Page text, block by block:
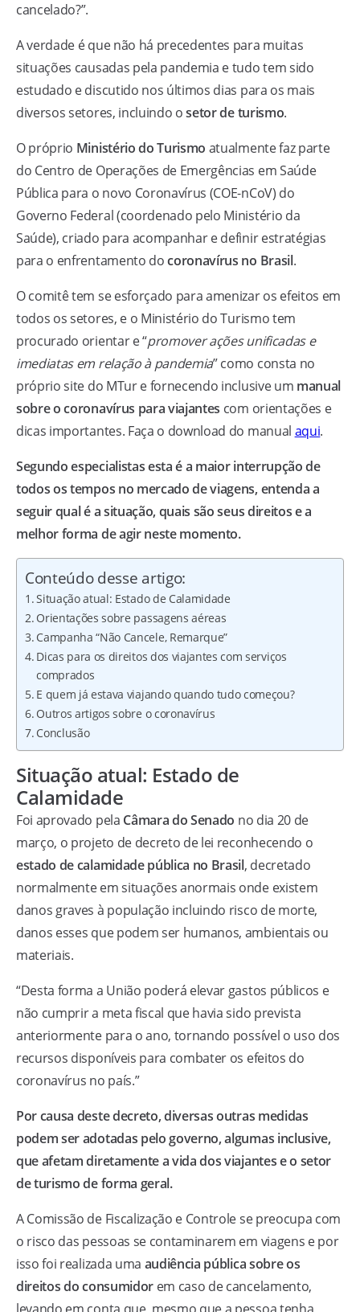
cancelado?”.
A verdade é que não há precedentes para muitas
situações causadas pela pandemia e tudo tem sido
estudado e discutido nos últimos dias para os mais
diversos setores, incluindo osetor de turismo.
O próprio Ministério do Turismo atualmente faz parte
do Centro de Operações de Emergências em Saúde
Pública para o novo Coronavírus (COE-nCoV) do
Governo Federal (coordenado pelo Ministério da
Saúde), criado para acompanhar e definir estratégias
para o enfrentamento docoronavírus no Brasil.
O comitê tem se esforçado para amenizar os efeitos em
todos os setores, e o Ministério do Turismo tem
procurado orientar e “promover ações unificadas e
imediatas em relação à pandemia” como consta no
próprio site do MTur e fornecendo inclusive um manual
sobre o coronavírus para viajantes com orientações e
dicas importantes. Faça o download do manual aqui.
Segundo especialistas esta é a maior interrupção de
todos os tempos no mercado de viagens, entenda a
seguir qual é a situação, quais são seus direitos e a
melhor forma de agir neste momento.
Conteúdo desse artigo:
Situação atual: Estado de Calamidade
Orientações sobre passagens aéreas
Campanha “Não Cancele, Remarque”
Dicas para os direitos dos viajantes com serviços
comprados
E quem já estava viajando quando tudo começou?
Outros artigos sobre o coronavírus
Conclusão
Situação atual: Estado de
Calamidade
Foi aprovado pela Câmara do Senado no dia 20 de
março, o projeto de decreto de lei reconhecendo o
estado de calamidade pública no Brasil, decretado
normalmente em situações anormais onde existem
danos graves à população incluindo risco de morte,
danos esses que podem ser humanos, ambientais ou
materiais.
“Desta forma a União poderá elevar gastos públicos e
não cumprir a meta fiscal que havia sido prevista
anteriormente para o ano, tornando possível o uso dos
recursos disponíveis para combater os efeitos do
coronavírus no país.”
Por causa deste decreto, diversas outras medidas
podem ser adotadas pelo governo, algumas inclusive,
que afetam diretamente a vida dos viajantes e o setor
de turismo de forma geral.
A Comissão de Fiscalização e Controle se preocupa com
o risco das pessoas se contaminarem em viagens e por
isso foi realizada uma audiência pública sobre os
direitos do consumidorem caso de cancelamento,